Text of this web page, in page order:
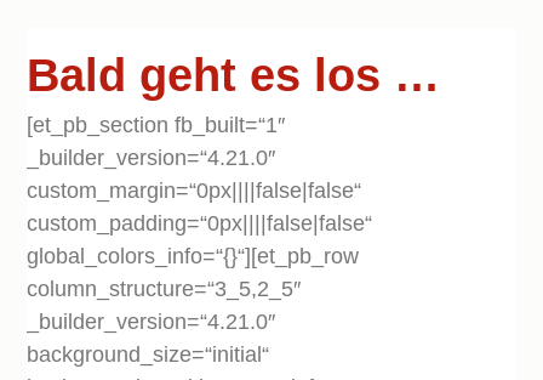
Bald geht es los …
[et_pb_section fb_built=“1″
_builder_version=“4.21.0″
custom_margin=“0px||||false|false“
custom_padding=“0px||||false|false“
global_colors_info=“{}“][et_pb_row
column_structure=“3_5,2_5″
_builder_version=“4.21.0″
background_size=“initial“